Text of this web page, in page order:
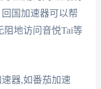
国加速器可以帮
阻地访问音悦Tai等
器,如番茄加速